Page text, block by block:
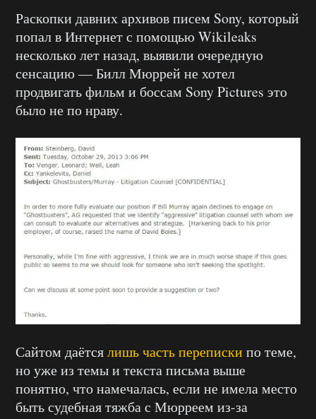
Раскопки давних архивов писем Sony, который
попал в Интернет с помощью Wikileaks
несколько лет назад, выявили очередную
сенсацию — Билл Мюррей не хотел
продвигать фильм и боссам Sony Pictures это
было не по нраву.
Сайтом даётсялишь часть перепискипо теме,
но уже из темы и текста письма выше
понятно, что намечалась, если не имела место
быть судебная тяжба с Мюрреем из-за